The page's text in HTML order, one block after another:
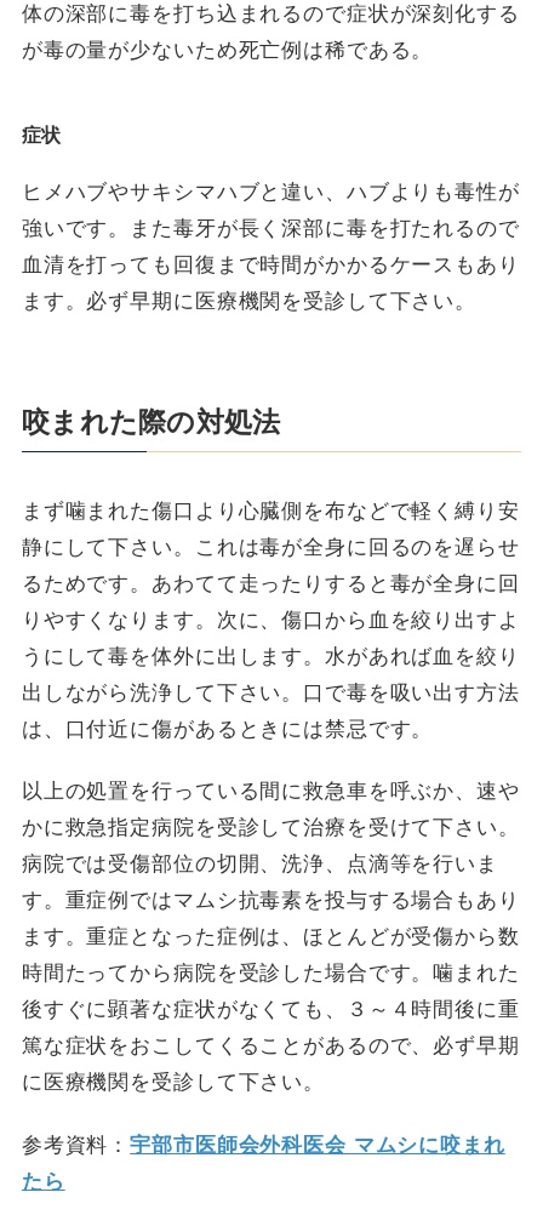
体の深部に毒を打ち込まれるので症状が深刻化する
が毒の量が少ないため死亡例は稀である。
症状
ヒメハブやサキシマハブと違い、ハブよりも毒性が
強いです。また毒牙が長く深部に毒を打たれるので
血清を打っても回復まで時間がかかるケースもあり
ます。必ず早期に医療機関を受診して下さい。
咬まれた際の対処法
まず噛まれた傷口より心臓側を布などで軽く縛り安
静にして下さい。これは毒が全身に回るのを遅らせ
るためです。あわてて走ったりすると毒が全身に回
りやすくなります。次に、傷口から血を絞り出すよ
うにして毒を体外に出します。水があれば血を絞り
出しながら洗浄して下さい。口で毒を吸い出す方法
は、口付近に傷があるときには禁忌です。
以上の処置を行っている間に救急車を呼ぶか、速や
かに救急指定病院を受診して治療を受けて下さい。
病院では受傷部位の切開、洗浄、点滴等を行いま
す。重症例ではマムシ抗毒素を投与する場合もあり
ます。重症となった症例は、ほとんどが受傷から数
時間たってから病院を受診した場合です。噛まれた
後すぐに顕著な症状がなくても、３～４時間後に重
篤な症状をおこしてくることがあるので、必ず早期
に医療機関を受診して下さい。
参考資料：宇部市医師会外科医会 マムシに咬まれ
たら